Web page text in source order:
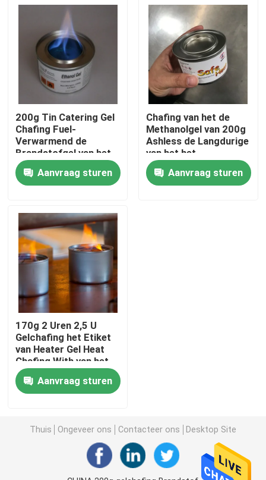
Thuis
Over ons
Contacten
Producten
Biologisch afbreekbaar Beschikbaar Vaatwerk
Biologisch afbreekbaar Bagassevaatwerk
Composteerbaar Partijvaatwerk
beschikbare document koppen
200g Tin Catering Gel
Chafing Fuel-
Verwarmend de
Brandstofgel van het
Ethylalcohol Kokend
VoedselAanvraag sturen
Chafing van het de
Methanolgel van 200g
Ashless de Langdurige
van het het
Verwarmingstoestelgel
van het
Brandstofvoedsel
Aanvraag sturen
170g 2 Uren 2,5 U
Gelchafing het Etiket
van Heater Gel Heat
Chafing With van het
Brandstofbuffet
Aanvraag sturen
Thuis Ongeveer ons Contacteer ons Desktop Site